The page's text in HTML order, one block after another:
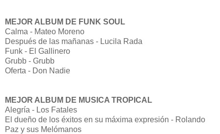
MEJOR ALBUM DE FUNK SOUL
Calma - Mateo Moreno
Después de las mañanas - Lucila Rada
Funk - El Gallinero
Grubb - Grubb
Oferta - Don Nadie
MEJOR ALBUM DE MUSICA TROPICAL
Alegría - Los Fatales
El dueño de los éxitos en su máxima expresión - Rolando
Paz y sus Melómanos